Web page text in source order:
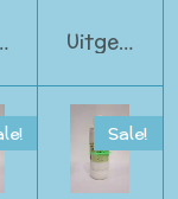
Sale!